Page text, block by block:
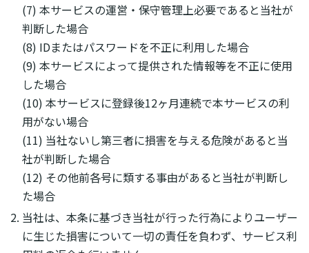
(7) 本サービスの運営・保守管理上必要であると当社が
判断した場合
(8) IDまたはパスワードを不正に利用した場合
(9) 本サービスによって提供された情報等を不正に使用
した場合
(10) 本サービスに登録後12ヶ月連続で本サービスの利
用がない場合
(11) 当社ないし第三者に損害を与える危険があると当
社が判断した場合
(12) その他前各号に類する事由があると当社が判断し
た場合
当社は、本条に基づき当社が行った行為によりユーザー
に生じた損害について一切の責任を負わず、サービス利